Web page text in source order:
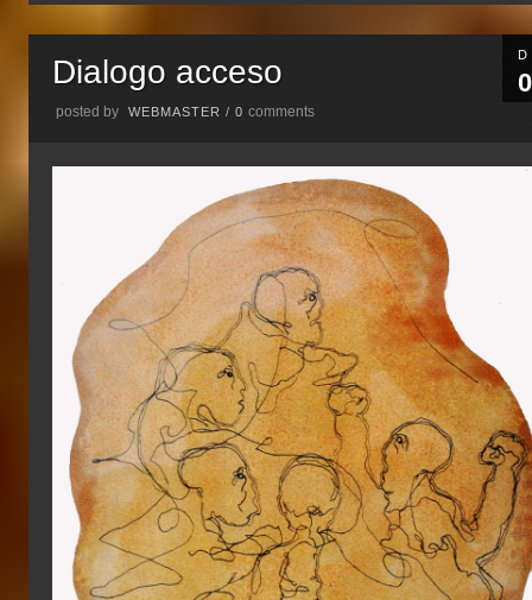
Dialogo acceso
posted by WEBMASTER /0comments